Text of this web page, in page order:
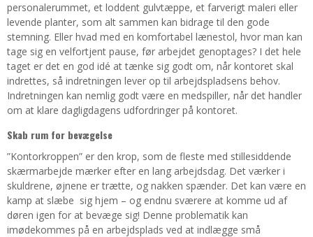
personalerummet, et loddent gulvtæppe, et farverigt maleri eller
levende planter, som alt sammen kan bidrage til den gode
stemning. Eller hvad med en komfortabel lænestol, hvor man kan
tage sig en velfortjent pause, før arbejdet genoptages? I det hele
taget er det en god idé at tænke sig godt om, når kontoret skal
indrettes, så indretningen lever op til arbejdspladsens behov.
Indretningen kan nemlig godt være en medspiller, når det handler
om at klare dagligdagens udfordringer på kontoret.
Skab rum for bevægelse
”Kontorkroppen” er den krop, som de fleste med stillesiddende
skærmarbejde mærker efter en lang arbejdsdag. Det værker i
skuldrene, øjnene er trætte, og nakken spænder. Det kan være en
kamp at slæbe sig hjem – og endnu sværere at komme ud af
døren igen for at bevæge sig! Denne problematik kan
imødekommes på en arbejdsplads ved at indlægge små